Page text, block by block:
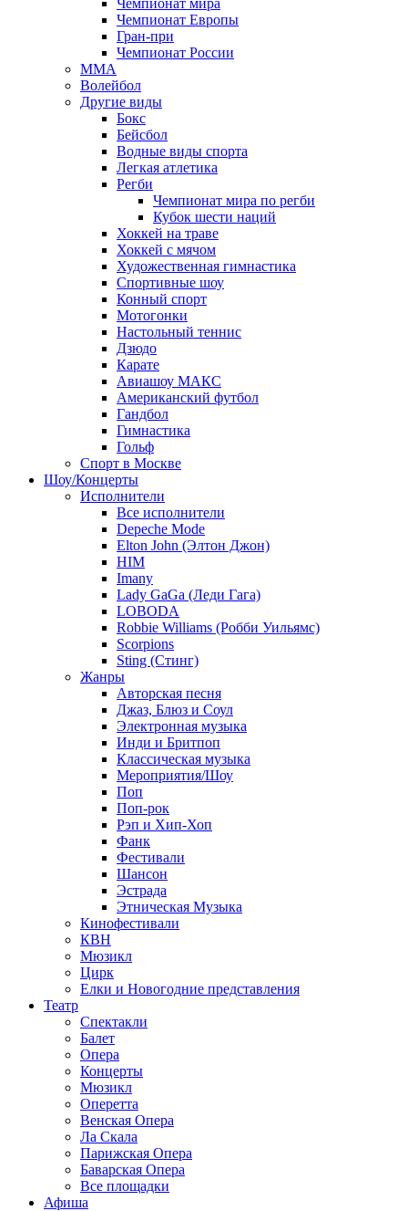
Чемпионат мира
Чемпионат Европы
Гран-при
Чемпионат России
MMA
Волейбол
Другие виды
Бокс
Бейсбол
Водные виды спорта
Легкая атлетика
Регби
Чемпионат мира по регби
Кубок шести наций
Хоккей на траве
Хоккей с мячом
Художественная гимнастика
Спортивные шоу
Конный спорт
Мотогонки
Настольный теннис
Дзюдо
Карате
Авиашоу МАКС
Американский футбол
Гандбол
Гимнастика
Гольф
Спорт в Москве
Шоу/Концерты
Исполнители
Все исполнители
Depeche Mode
Elton John (Элтон Джон)
HIM
Imany
Lady GaGa (Леди Гага)
LOBODA
Robbie Williams (Робби Уильямс)
Scorpions
Sting (Стинг)
Жанры
Авторская песня
Джаз, Блюз и Соул
Электронная музыка
Инди и Бритпоп
Классическая музыка
Мероприятия/Шоу
Поп
Поп-рок
Рэп и Хип-Хоп
Фанк
Фестивали
Шансон
Эстрада
Этническая Музыка
Кинофестивали
КВН
Мюзикл
Цирк
Елки и Новогодние представления
Театр
Спектакли
Балет
Опера
Концерты
Мюзикл
Оперетта
Венская Опера
Ла Скала
Парижская Опера
Баварская Опера
Все площадки
Афиша